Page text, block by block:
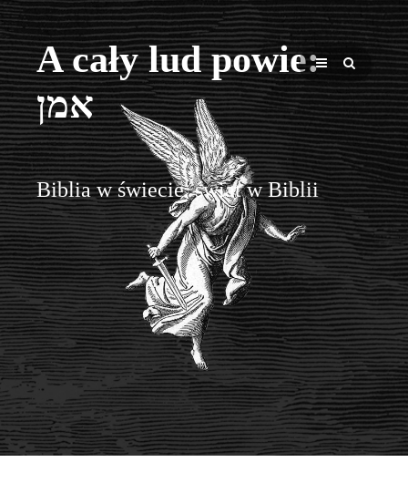
A cały lud powie:
אמן
Biblia w świecie, świat w Biblii